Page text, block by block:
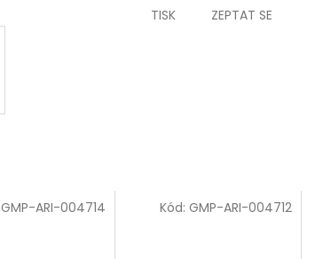
TISK ZEPTAT SE
GMP-ARI-004714 Kód:GMP-ARI-004712